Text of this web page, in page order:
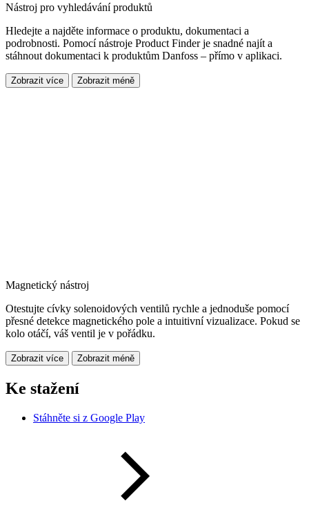
Nástroj pro vyhledávání produktů
Hledejte a najděte informace o produktu, dokumentaci a
podrobnosti. Pomocí nástroje Product Finder je snadné najít a
stáhnout dokumentaci k produktům Danfoss – přímo v aplikaci.
Zobrazit více Zobrazit méně
Magnetický nástroj
Otestujte cívky solenoidových ventilů rychle a jednoduše pomocí
přesné detekce magnetického pole a intuitivní vizualizace. Pokud se
kolo otáčí, váš ventil je v pořádku.
Zobrazit více Zobrazit méně
Ke stažení
Stáhněte si z Google Play